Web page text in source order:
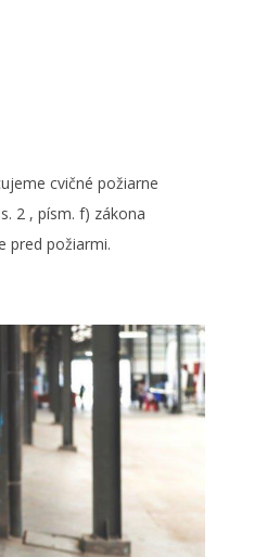
cvičné požiarne
2 , písm. f) zákona
pred požiarmi.